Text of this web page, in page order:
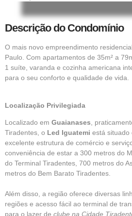
Descrição do Condomínio
O mais novo empreendimento
Paulo. Com apartamentos de 35m² a
1 suíte, varanda e cozinha americana
para o seu conforto e qualidade de vida.
Localização Privilegiada
Localizado em Guaianases ,
Tiradentes, o Led Iguatemi está situado
excelente estrutura de comércio e
conveniência de estar a 300 metros do
do Terminal Tiradentes , 700 metros do
metros do Bem Barato Tiradentes.
Além disso, a região oferece diversas
regiões e acesso fácil ao terminal de
para o lazer de clube na Cidade